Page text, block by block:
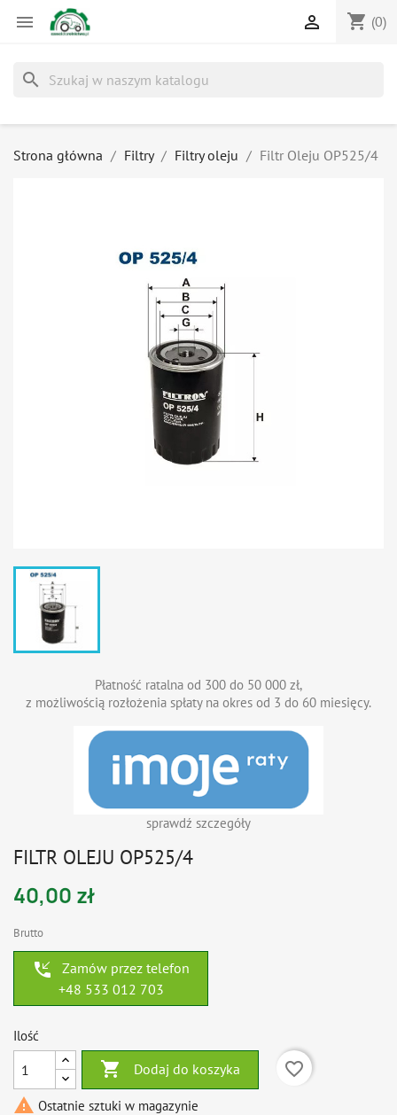
 shopping_cart (0)

search
Strona główna Filtry Filtry oleju Filtr Oleju OP525/4
Płatność ratalna od 300 do 50 000 zł,
z możliwością rozłożenia spłaty na okres od 3 do 60 miesięcy.
sprawdź szczegóły
FILTR OLEJU OP525/4
40,00 zł
Brutto
phone_callback
Zamów przez telefon
+48 533 012 703
Ilość
 Dodaj do koszyka
favorite_border
 Ostatnie sztuki w magazynie